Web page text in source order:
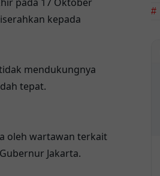
kepada
mendukungnya
tepat.
oleh wartawan terkait
Jakarta.